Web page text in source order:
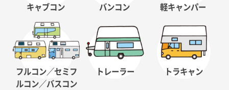
キャブコン バンコン 軽キャンパー
フルコン／セミフ
ルコン／バスコン
トレーラー トラキャン